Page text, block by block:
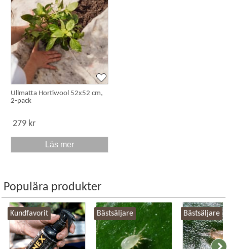
Ullmatta Hortiwool 52x52 cm,
2-pack
279 kr
Läs mer
Populära produkter
Kundfavorit Bästsäljare Bästsäljare